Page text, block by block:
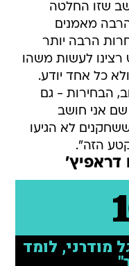
שזו החלטה
מאמנים
הרבה יותר
רצינו לעשות משהו
כל אחד יודע.
הבחירות - גם
שם אני חושב
לא הגיעו
הזה".
דראפיץ'